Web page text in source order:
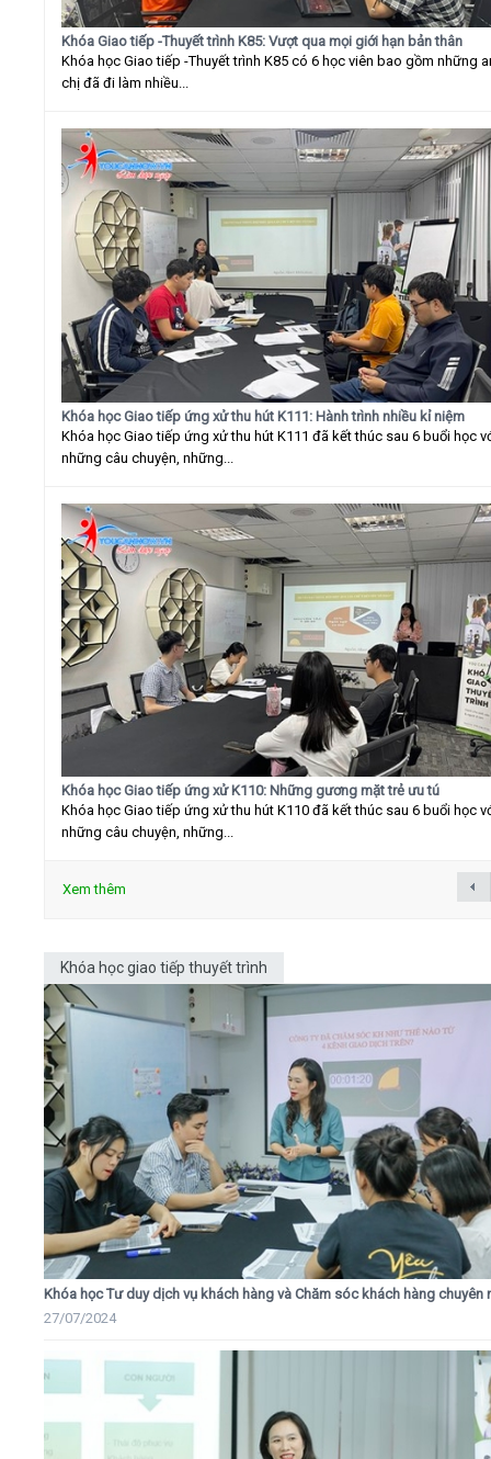
Khóa Giao tiếp -Thuyết trình K85: Vượt qua mọi giới hạn bản thân
Khóa học Giao tiếp -Thuyết trình K85 có 6 học viên bao gồm những
chị đã đi làm nhiều...
Khóa học Giao tiếp ứng xử thu hút K111: Hành trình nhiều kỉ niệm
Khóa học Giao tiếp ứng xử thu hút K111 đã kết thúc sau 6 buổi học
những câu chuyện, những...
Khóa học Giao tiếp ứng xử K110: Những gương mặt trẻ ưu tú
Khóa học Giao tiếp ứng xử thu hút K110 đã kết thúc sau 6 buổi học
những câu chuyện, những...
Xem thêm
Khóa học giao tiếp thuyết trình
Khóa học Tư duy dịch vụ khách hàng và Chăm sóc khách hàng chuyên
27/07/2024